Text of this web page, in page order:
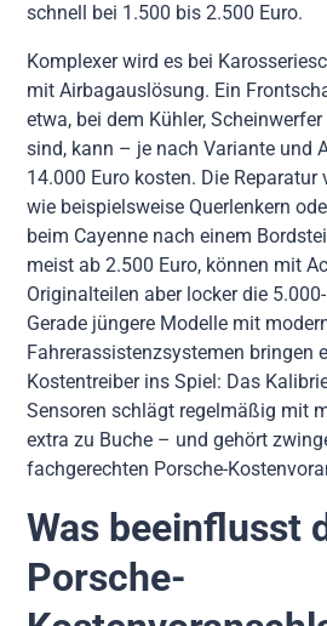
schnell bei 1.500 bis 2.500 Euro.
Komplexer wird es bei
mit Airbagauslösung. Ein
etwa, bei dem Kühler,
sind, kann – je nach Variante und
14.000 Euro kosten. Die Reparatur
wie beispielsweise Querlenkern
beim Cayenne nach einem
meist ab 2.500 Euro, können mit
Originalteilen aber locker die
Gerade jüngere Modelle mit
Fahrerassistenzsystemen bringen
Kostentreiber ins Spiel: Das
Sensoren schlägt regelmäßig mit
extra zu Buche – und gehört
fachgerechten Porsche-
Was beeinflusst
Porsche-